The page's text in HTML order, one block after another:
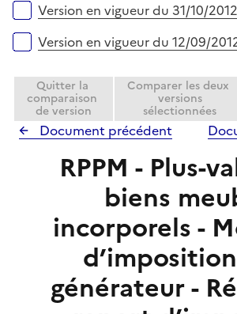
Version en vigueur du 31/10/
Version en vigueur du 12/09/
Quitter la
comparaison
de version
Comparer les deux
versions
sélectionnées
Document précédent
RPPM - Plus-
biens
incorporels -
générateur -